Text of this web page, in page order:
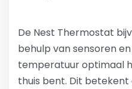
De Nest Thermostat
behulp van sensoren
temperatuur optimaal
thuis bent. Dit